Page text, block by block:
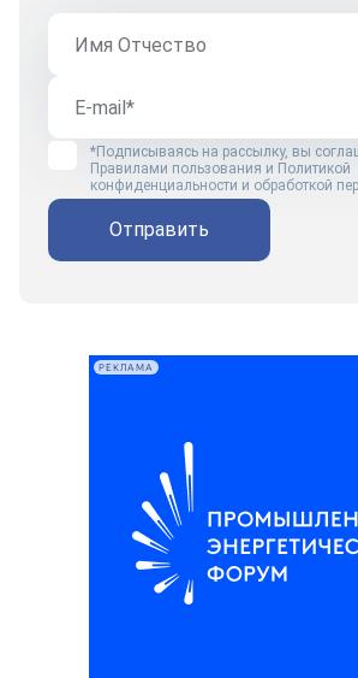
*Подписываясь на рассылку, вы
Правилами пользования и Политикой
конфиденциальности и обработкой
Отправить
РЕКЛАМА